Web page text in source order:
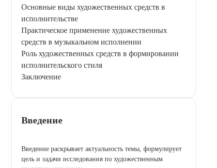
Основные виды художественных средств в
исполнительстве
Практическое применение художественных
средств в музыкальном исполнении
Роль художественных средств в формировании
исполнительского стиля
Заключение
Введение
Введение раскрывает актуальность темы, формулирует
цель и задачи исследования по художественным